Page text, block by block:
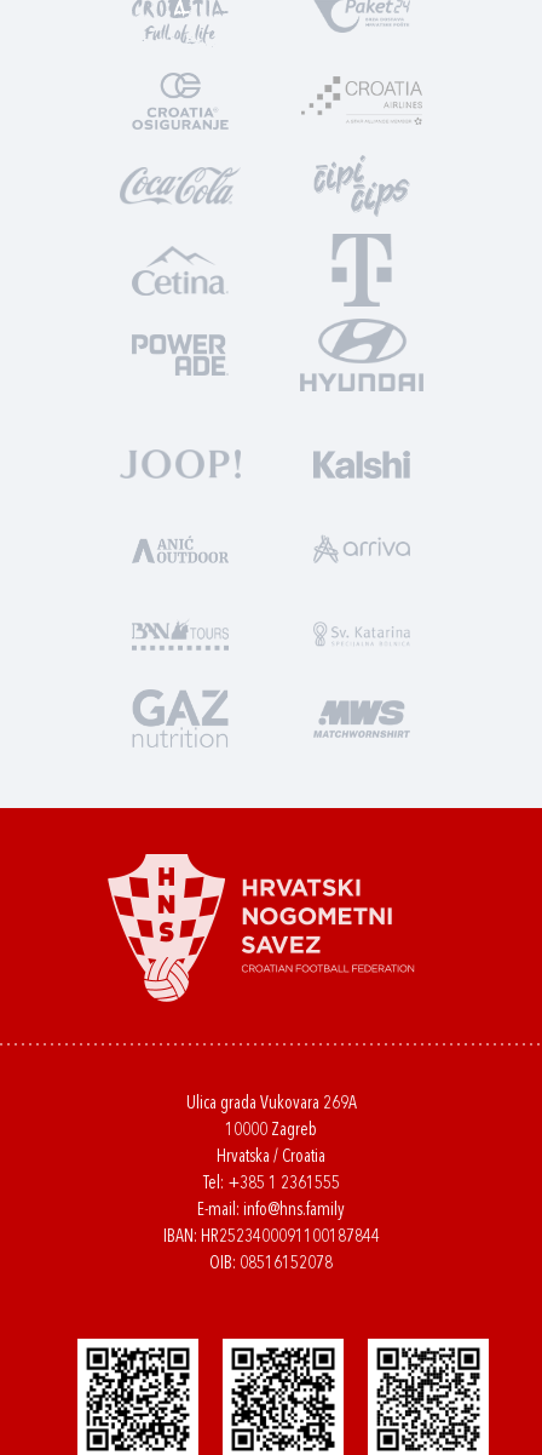
Ulica grada Vukovara 269A
10000 Zagreb
Hrvatska / Croatia
Tel: +385 1 2361555
E-mail: info@hns.family
IBAN: HR2523400091100187844
OIB: 08516152078